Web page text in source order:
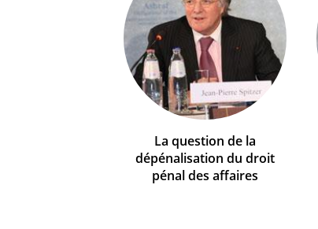
La question de la
dépénalisation du droit
pénal des affaires